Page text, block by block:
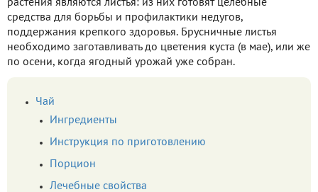
растения являются листья: из них готовят целебные
средства для борьбы и профилактики недугов,
поддержания крепкого здоровья. Брусничные листья
необходимо заготавливать до цветения куста (в мае), или же
по осени, когда ягодный урожай уже собран.
Чай
Ингредиенты
Инструкция по приготовлению
Порцион
Лечебные свойства